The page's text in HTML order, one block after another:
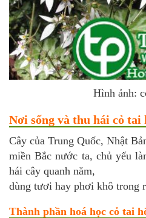
Hình ảnh:
Nơi sống và thu hái cỏ tai
Cây của Trung Quốc, Nhật
miền Bắc nước ta, chủ yếu
hái cây quanh năm,
dùng tươi hay phơi khô trong
Thành phần hoá học cỏ tai